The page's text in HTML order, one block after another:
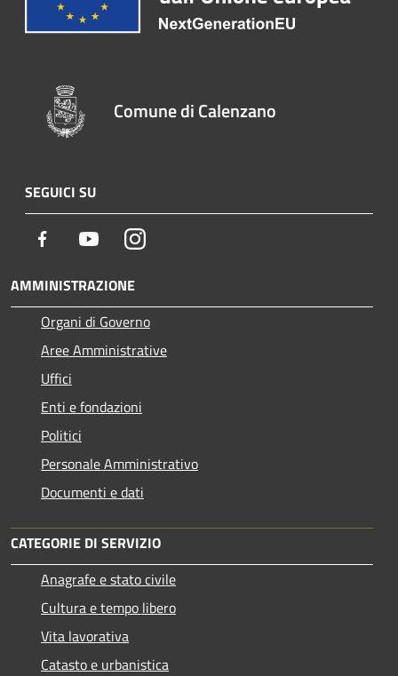
Comune di Calenzano
SEGUICI SU
Facebook YoutubeInstagram
AMMINISTRAZIONE
Organi di Governo
Aree Amministrative
Uffici
Enti e fondazioni
Politici
Personale Amministrativo
Documenti e dati
CATEGORIE DI SERVIZIO
Anagrafe e stato civile
Cultura e tempo libero
Vita lavorativa
Catasto e urbanistica